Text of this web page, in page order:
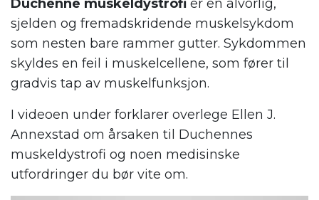
Duchenne muskeldystrofi er en alvorlig,
sjelden og fremadskridende muskelsykdom
som nesten bare rammer gutter. Sykdommen
skyldes en feil i muskelcellene, som fører til
gradvis tap av muskelfunksjon.
I videoen under forklarer overlege Ellen J.
Annexstad om årsaken til Duchennes
muskeldystrofi og noen medisinske
utfordringer du bør vite om.